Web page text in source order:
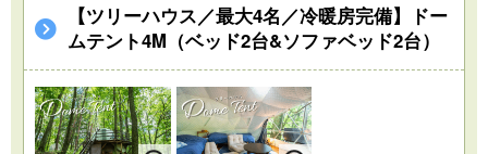
【ツリーハウス／最大4名／冷暖房完備】ドー
ムテント4M（ベッド2台&ソファベッド2台）